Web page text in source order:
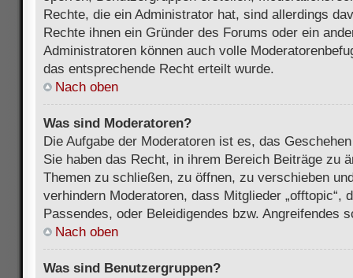
Rechte, die ein Administrator hat, sind allerdings
Rechte ihnen ein Gründer des Forums oder ein
Administratoren können auch volle
das entsprechende Recht erteilt wurde.
Nach oben
Was sind Moderatoren?
Die Aufgabe der Moderatoren ist es, das
Sie haben das Recht, in ihrem Bereich Beiträge zu
Themen zu schließen, zu öffnen, zu verschieben
verhindern Moderatoren, dass Mitglieder „offtopic“,
Passendes, oder Beleidigendes bzw. Angreifendes
Nach oben
Was sind Benutzergruppen?